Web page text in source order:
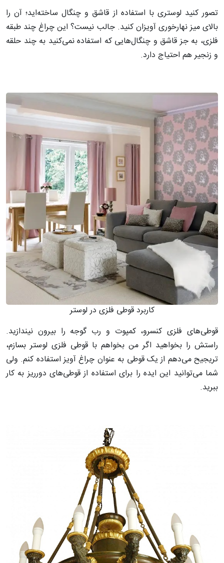
تصور کنید لوستری با استفاده از قاشق و چنگال ساخته‌اید؛ آن را
بالای میز نهارخوری آویزان کنید. جالب نیست؟ این چراغ چند طبقه
فلزی، به جز قاشق و چنگال‌هایی که استفاده نمی‌کنید به چند حلقه
و زنجیر هم احتیاج دارد.
کاربرد قوطی فلزی در لوستر
قوطی‌های فلزی کنسرو، کمپوت و رب گوجه را بیرون نیندازید.
راستش را بخواهید اگر من بخواهم با قوطی فلزی لوستر بسازم،
تریجیح می‌دهم از یک قوطی به عنوان چراغ آویز استفاده کنم. ولی
شما می‌توانید این ایده را برای استفاده از قوطی‌های دورریز به کار
ببرید.